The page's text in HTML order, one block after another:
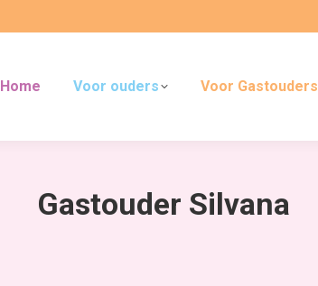
Home Voor ouders Voor Gastouders
Gastouder Silvana